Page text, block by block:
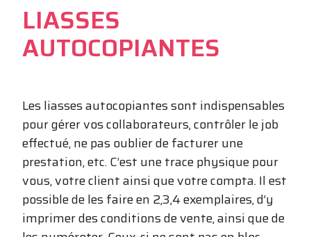
LIASSES
AUTOCOPIANTES
Les liasses autocopiantes sont indispensables
pour gérer vos collaborateurs, contrôler le job
effectué, ne pas oublier de facturer une
prestation, etc. C’est une trace physique pour
vous, votre client ainsi que votre compta. Il est
possible de les faire en 2,3,4 exemplaires, d’y
imprimer des conditions de vente, ainsi que de